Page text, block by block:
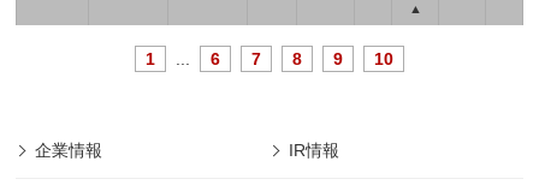
▲
1 6 7 8 9 10
企業情報 IR情報